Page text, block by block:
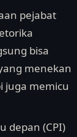
pejabat
bisa
menekan
juga memicu
depan (CPI)